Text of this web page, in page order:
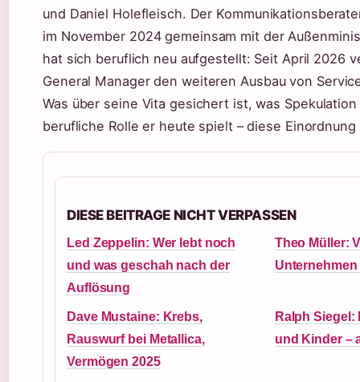
und Daniel Holefleisch. Der
im November 2024 gemeinsam mit der
hat sich beruflich neu aufgestellt: Seit April 2026
General Manager den weiteren Ausbau von
Was über seine Vita gesichert ist, was
berufliche Rolle er heute spielt – diese
DIESE BEITRAGE NICHT VERPASSEN
Led Zeppelin: Wer lebt noch
und was geschah nach der
Auflösung
Theo Müller:
Dave Mustaine: Krebs,
Rauswurf bei Metallica,
Vermögen 2025
Ralph Siegel:
und Kinder –